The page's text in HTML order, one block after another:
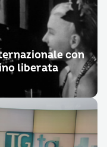
con
liberata